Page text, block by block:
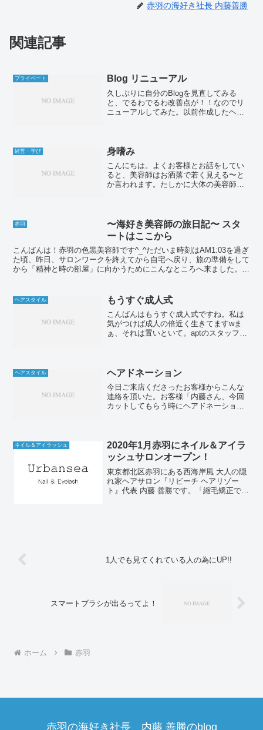
赤羽の海好き社長 内藤善勝
関連記事
プライベート Blog リニューアル
久しぶりに自分のBlogを見直してみる
と、でるわでるわ改善点が！！なのでリ
ニューアルしてみた。以前作成したヘッ
経営・学び 身嗜み
こんにちは。よくお客様とお話をしてい
ると、美容師はお洒落で若く見える〜と
か言われます。たしかに大体の美容師は
っていない雰囲気の服を買...
赤羽
〜海好き美容師の旅日記〜 スタ
ートはここから
こんばんは！赤羽の色黒美容師です^_^ただいま時刻はAM1:03を過ぎ
た頃、昨日、サロンワークを終えてから自宅へ戻り、旅の準備をして
から「精神と時の部屋」に向かうためにこんなところへ来ました。
ヘアスタイル もうすぐ成人式
こんばんはもうすぐ成人式ですね。私は
気がつけば成人の倍近く生きてますwま
ぁ、それは置いといて。aptのスタッフ達
持ちよく送り出せるよ...
ヘアスタイル ヘアドネーション
今日ご来店くださったお客様からこんな
連絡を頂いた。お客様「内藤さん、今回
カットしてもらう時にヘアドネーション
な？以前に聞いた事あるよう...
ネイル＆アイラッシュ
2020年1月赤羽にネイル＆アイラ
ッシュサロンオープン！
東京都北区赤羽にある西海岸風 大人の隠
れ家ヘアサロン『リビーチ ヘアリゾー
ト』代表 内藤 善勝です。「縮毛矯正でつ
1人でも見てくれている人の為にUP!!
スマートブラシが出るってよ！
ホーム 赤羽
赤羽の海好き社長 内藤 善勝のblog